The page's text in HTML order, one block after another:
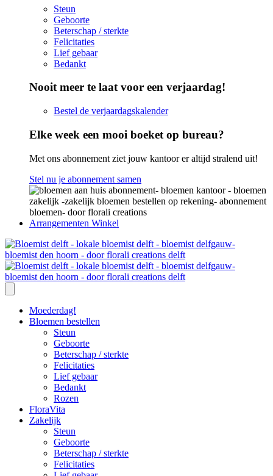
Steun
Geboorte
Beterschap / sterkte
Felicitaties
Lief gebaar
Bedankt
Nooit meer te laat voor een verjaardag!
Bestel de verjaardagskalender
Elke week een mooi boeket op bureau?
Met ons abonnement ziet jouw kantoor er altijd stralend uit!
Stel nu je abonnement samen
Arrangementen Winkel
Moederdag!
Bloemen bestellen
Steun
Geboorte
Beterschap / sterkte
Felicitaties
Lief gebaar
Bedankt
Rozen
FloraVita
Zakelijk
Steun
Geboorte
Beterschap / sterkte
Felicitaties